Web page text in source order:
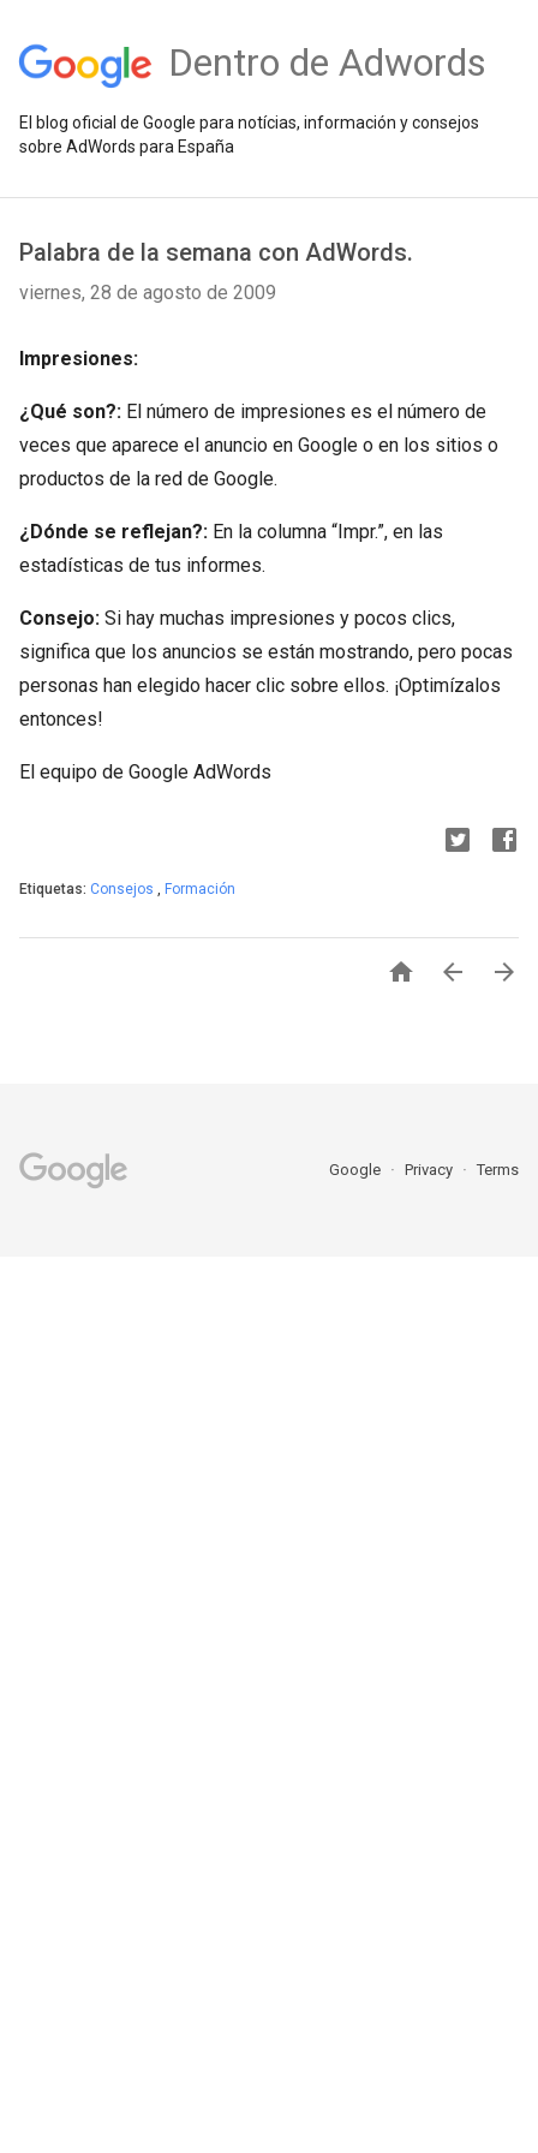
Dentro de Adwords
El blog oficial de Google para notícias, información y consejos
sobre AdWords para España
Palabra de la semana con AdWords.
viernes, 28 de agosto de 2009
Impresiones:
¿Qué son?: El número de impresiones es el número de
veces que aparece el anuncio en Google o en los sitios o
productos de la red de Google.
¿Dónde se reflejan?: En la columna “Impr.”, en las
estadísticas de tus informes.
Consejo: Si hay muchas impresiones y pocos clics,
significa que los anuncios se están mostrando, pero pocas
personas han elegido hacer clic sobre ellos. ¡Optimízalos
entonces!
El equipo de Google AdWords
Etiquetas: Consejos , Formación
  
Google Privacy Terms